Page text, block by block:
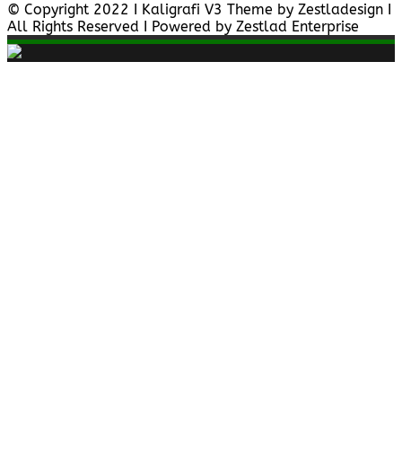
© Copyright 2022 I Kaligrafi V3 Theme by Zestladesign I
All Rights Reserved I Powered by Zestlad Enterprise